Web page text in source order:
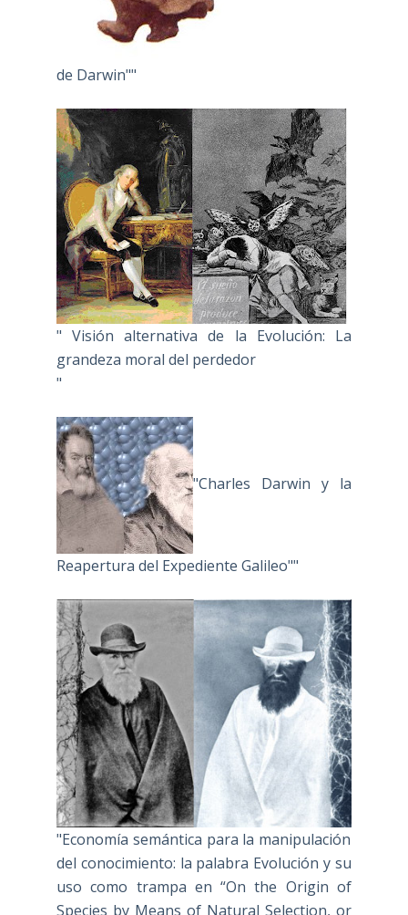
de Darwin""
" Visión alternativa de la Evolución: La
grandeza moral del perdedor
"
"Charles Darwin y la
Reapertura del Expediente Galileo""
"Economía semántica para la manipulación
del conocimiento: la palabra Evolución y su
uso como trampa en “On the Origin of
Species by Means of Natural Selection, or